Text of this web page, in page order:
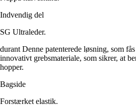
Indvendig del
SG Ultraleder.
durant Denne patenterede løsning, som
innovativt grebsmateriale, som sikrer, at
hopper.
Bagside
Forstærket elastik.